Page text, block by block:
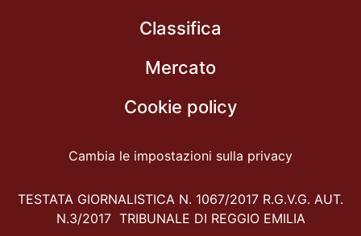
Classifica
Mercato
Cookie policy
Cambia le impostazioni sulla privacy
TESTATA GIORNALISTICA N. 1067/2017 R.G.V.G. AUT.
N.3/2017 TRIBUNALE DI REGGIO EMILIA